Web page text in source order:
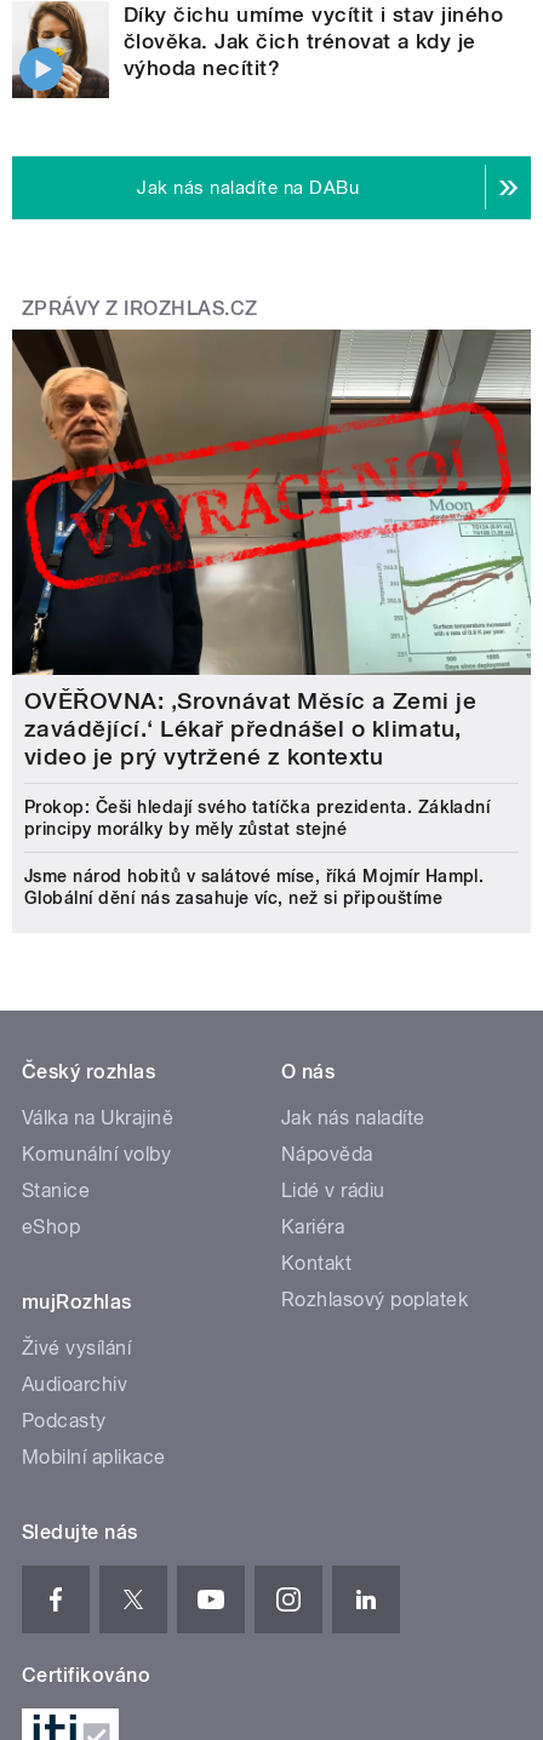
Díky čichu umíme vycítit i stav jiného
člověka. Jak čich trénovat a kdy je
výhoda necítit?
Jak nás naladíte na DABu
ZPRÁVY Z IROZHLAS.CZ
OVĚŘOVNA: ‚Srovnávat Měsíc a Zemi je
zavádějící.‘ Lékař přednášel o klimatu,
video je prý vytržené z kontextu
Prokop: Češi hledají svého tatíčka prezidenta. Základní
principy morálky by měly zůstat stejné
Jsme národ hobitů v salátové míse, říká Mojmír Hampl.
Globální dění nás zasahuje víc, než si připouštíme
Český rozhlas
Válka na Ukrajině
Komunální volby
Stanice
eShop
mujRozhlas
Živé vysílání
Audioarchiv
Podcasty
Mobilní aplikace
O nás
Jak nás naladíte
Nápověda
Lidé v rádiu
Kariéra
Kontakt
Rozhlasový poplatek
Sledujte nás
Certifikováno